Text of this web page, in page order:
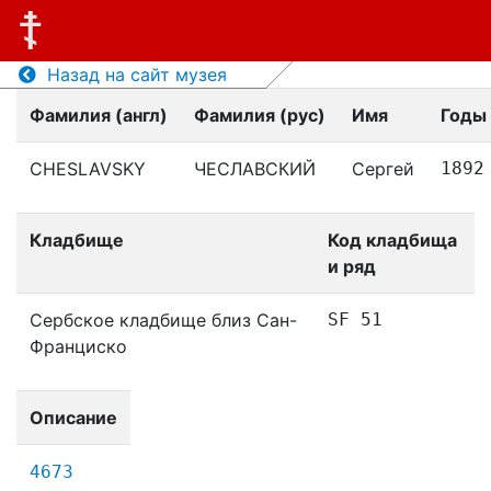
Назад на сайт музея
Фамилия (англ)
Фамилия (рус) Имя Годы
CHESLAVSKY ЧЕСЛАВСКИЙ Сергей 1892
Кладбище
Код кладбища
и ряд
Сербское кладбище близ Сан-
Франциско
SF 51
Описание
4673